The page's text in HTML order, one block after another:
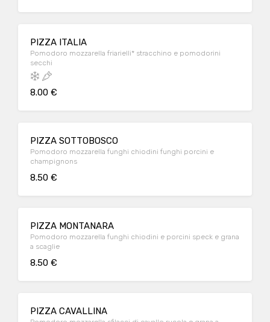
PIZZA ITALIA
Pomodoro mozzarella friarielli* stracchino e pomodorini
secchi
8.00 €
PIZZA SOTTOBOSCO
Pomodoro mozzarella funghi chiodini funghi porcini e
champignons
8.50 €
PIZZA MONTANARA
Pomodoro mozzarella funghi chiodini e porcini speck e grana
a scaglie
8.50 €
PIZZA CAVALLINA